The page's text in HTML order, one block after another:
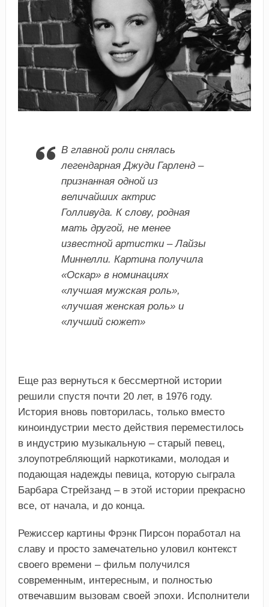
В главной роли снялась
легендарная Джуди Гарленд –
признанная одной из
величайших актрис
Голливуда. К слову, родная
мать другой, не менее
известной артистки – Лайзы
Миннелли. Картина получила
«Оскар» в номинациях
«лучшая мужская роль»,
«лучшая женская роль» и
«лучший сюжет»
Еще раз вернуться к бессмертной истории
решили спустя почти 20 лет, в 1976 году.
История вновь повторилась, только вместо
киноиндустрии место действия переместилось
в индустрию музыкальную – старый певец,
злоупотребляющий наркотиками, молодая и
подающая надежды певица, которую сыграла
Барбара Стрейзанд – в этой истории прекрасно
все, от начала, и до конца.
Режиссер картины Фрэнк Пирсон поработал на
славу и просто замечательно уловил контекст
своего времени – фильм получился
современным, интересным, и полностью
отвечавшим вызовам своей эпохи. Исполнители